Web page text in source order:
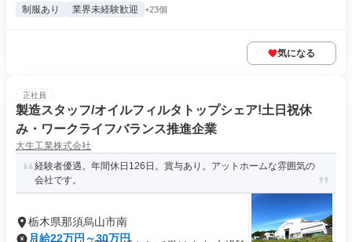
制服あり 業界未経験歓迎 +23個
気になる
正社員
製造スタッフ/オイルフィルタトップシェア!土日祝休
み・ワークライフバランス推進企業
大生工業株式会社
経験者優遇。年間休日126日。賞与あり。アットホームな雰囲気の
会社です。
栃木県那須烏山市南
月給22万円～30万円